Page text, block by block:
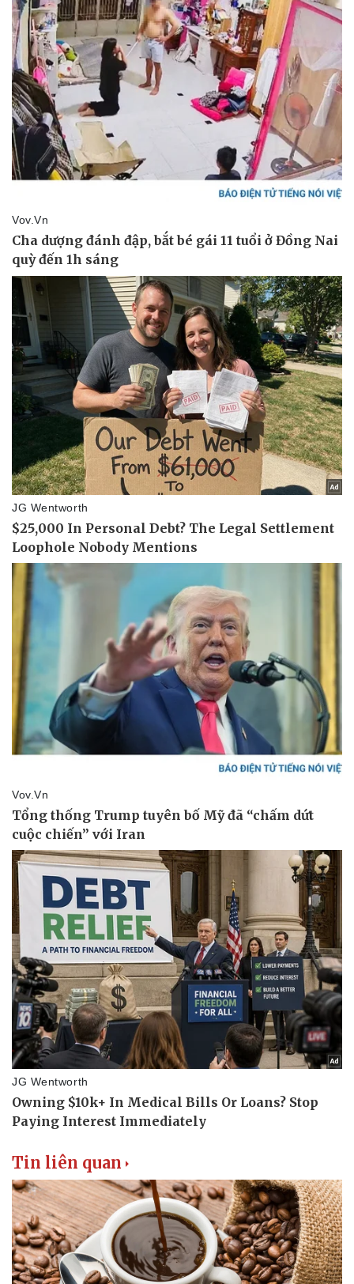
Thể thao
Bóng đá
Lịch thi đấu bóng đá
Thế giới thể thao
eSports
Hậu trường
Ô tô - Xe máy
Ô tô
Xe máy
Tư vấn
Tin liên quan